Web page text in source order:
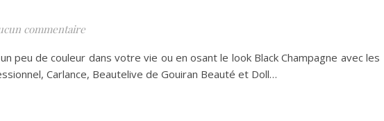
commentaire
peu de couleur dans votre vie ou en osant le look Black Champagne avec les
Carlance, Beautelive de Gouiran Beauté et Doll…